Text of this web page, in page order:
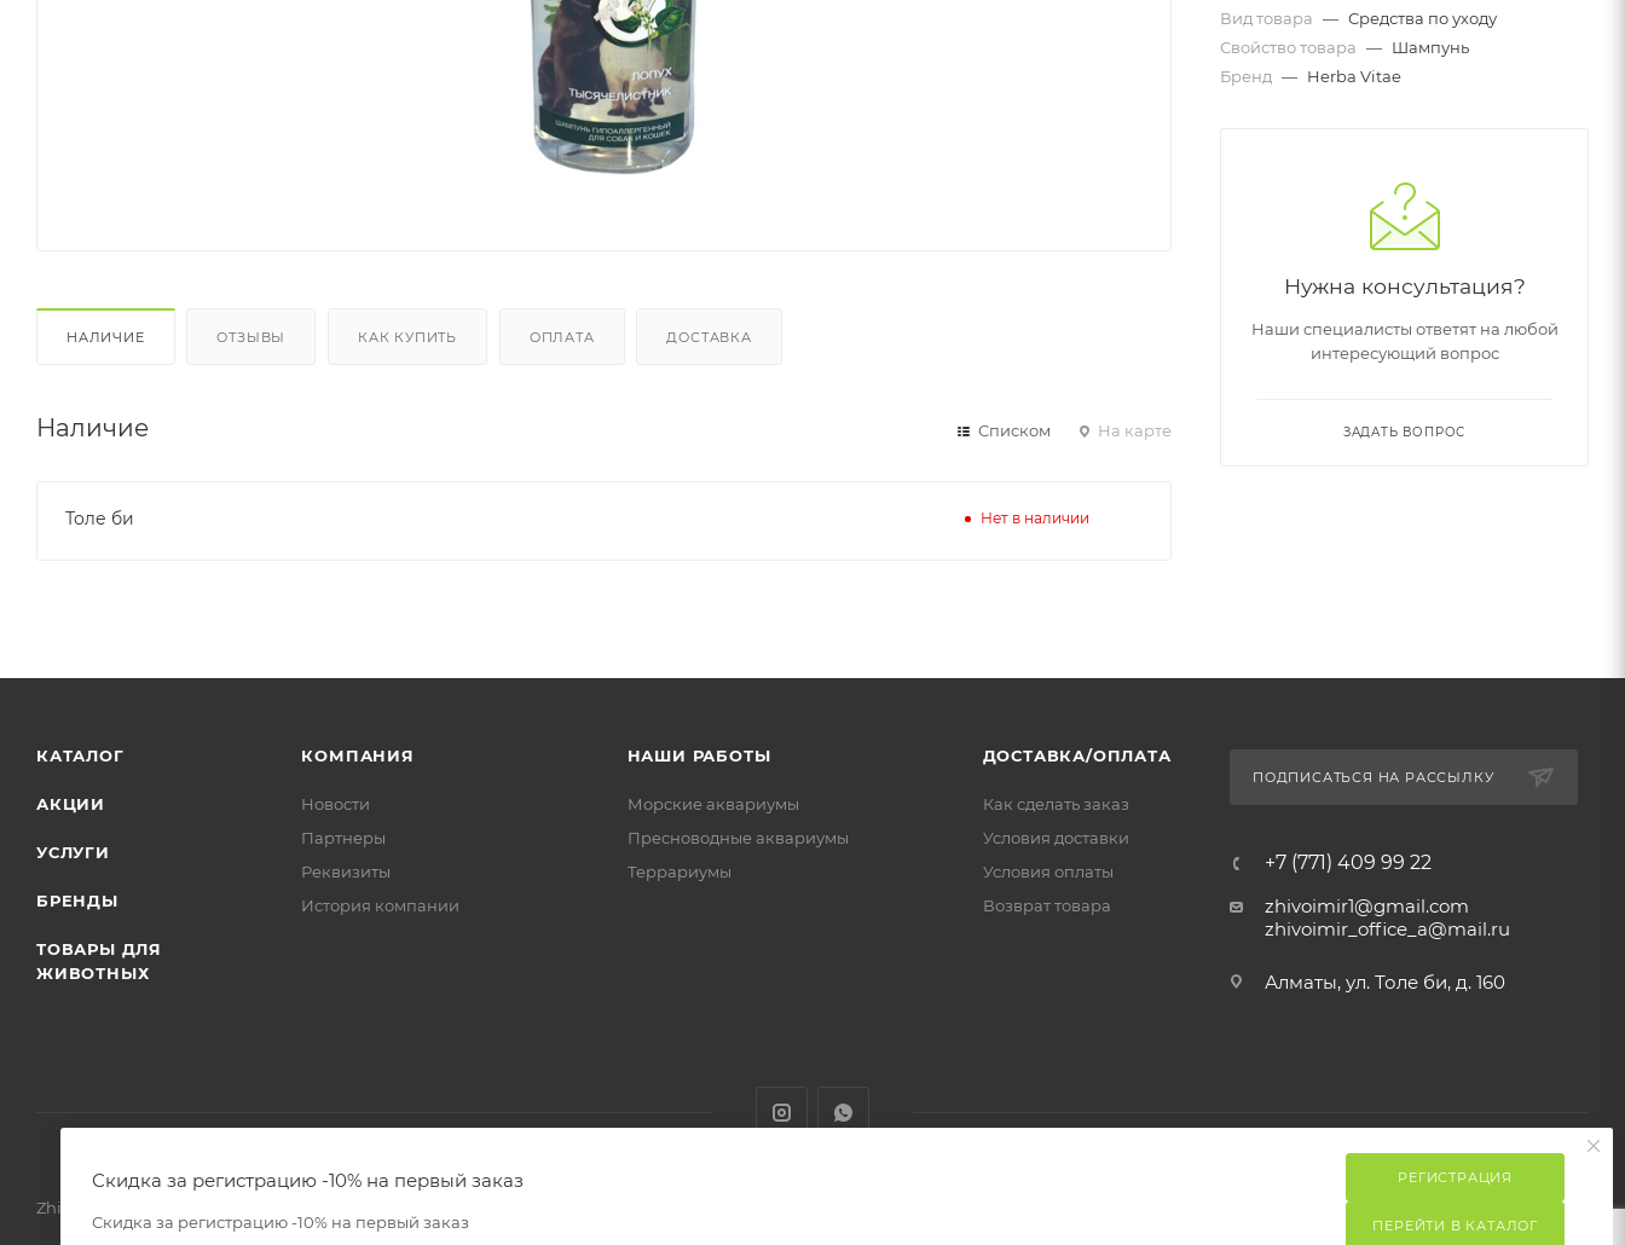
НАЛИЧИЕ ОТЗЫВЫ КАК КУПИТЬ ОПЛАТА ДОСТАВКА
Наличие Списком На карте
Толе би Нет в наличии
Вид товара — Средства по уходу
Свойство товара — Шампунь
Бренд — Herba Vitae
Нужна консультация?
Наши специалисты ответят на любой
интересующий вопрос
ЗАДАТЬ ВОПРОС
КАТАЛОГ
АКЦИИ
УСЛУГИ
БРЕНДЫ
ТОВАРЫ ДЛЯ
ЖИВОТНЫХ
КОМПАНИЯ
Новости
Партнеры
Реквизиты
История компании
НАШИ РАБОТЫ
Морские аквариумы
Пресноводные аквариумы
Террариумы
ДОСТАВКА/ОПЛАТА
Как сделать заказ
Условия доставки
Условия оплаты
Возврат товара
ПОДПИСАТЬСЯ НА РАССЫЛКУ
+7 (771) 409 99 22
zhivoimir1@gmail.com
zhivoimir_office_a@mail.ru
Алматы, ул. Толе би, д. 160
Zhivoimir.kz 2026 © – Интернет-зоомагазин для питомцев и животных с доставкой товаров по Алматы и Казахстану
Скидка за регистрацию -10% на первый заказ
Скидка за регистрацию -10% на первый заказ
РЕГИСТРАЦИЯ
ПЕРЕЙТИ В КАТАЛОГ